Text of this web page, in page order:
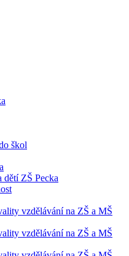
škol
dětí ZŠ Pecka
vzdělávání na ZŠ a MŠ
vzdělávání na ZŠ a MŠ